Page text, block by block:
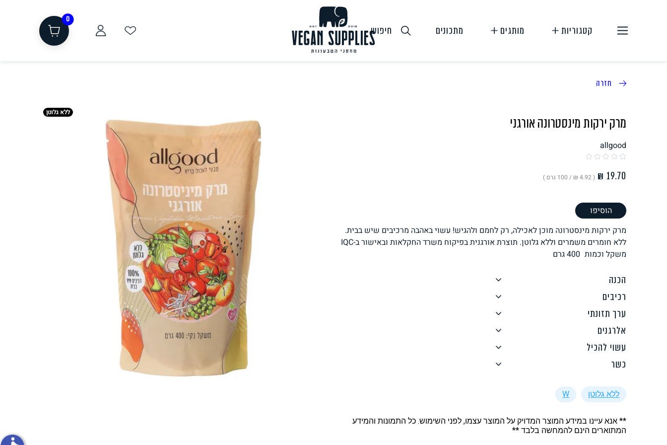
קטגוריות מותגים מתכונים חיפוש
0
תחליפי בשר חלב ושמנת שוקולד, חטיפים, חלבון
לחם, עוגות, מאפים גלידות טבעוניות פסטה, אטריות וקטניות תבשילים ומרקים מזווה פירות וירקות
ממרחים ורטבים עשיר בחלבון על האש
איטלקי
חזרה
ללא גלוטן
מרק ירקות מינסטרונה אורגני
allgood
( ‏4.92 ₪ / 100 גרם )
הוסיפו
מרק ירקות מינסטרונה מוכן לאכילה, רק לחמם ולהגיש! עשוי באהבה מרכיבים שיש בבית.
ללא חומרים משמרים וללא גלוטן. תוצרת אורגנית בפיקוח משרד החקלאות ובאישור ב-IQC
משקל וכמות
גרם
הכנה
רכיבים
ערך תזונתי
אלרגנים
עשוי להכיל
כשר
ללא גלוטן W
** אנא עיינו במידע המוצר המדויק על המוצר עצמו, לפני השימוש. כל התמונות והמידע
המתוארים הינם להמחשה בלבד **